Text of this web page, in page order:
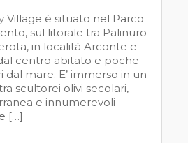
Village è situato nel Parco
sul litorale tra Palinuro
in località Arconte e
centro abitato e poche
mare. E’ immerso in un
scultorei olivi secolari,
e innumerevoli
[…]